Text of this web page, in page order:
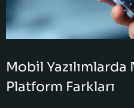
Mobil
Platform Farkları